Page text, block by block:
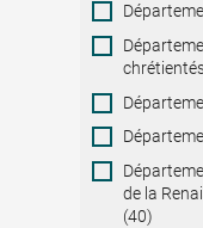
de la
(40)